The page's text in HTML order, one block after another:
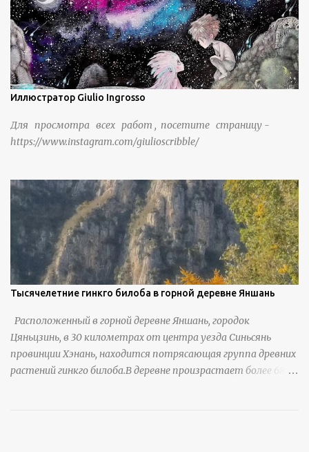
Иллюстратор Giulio Ingrosso
Для просмотра всех работ , посетите страницу -
https://www.instagram.com/giulioscribble/
Тысячелетние гинкго билоба в горной деревне Яншань
Расположенный в горной деревне Яншань, городок
Цяньцзинь, в 30 километрах от центра уезда Синьсянь
провинции Хэнань, находится потрясающая группа древних
растений гинкго билоба.В деревне произрастает более 6800